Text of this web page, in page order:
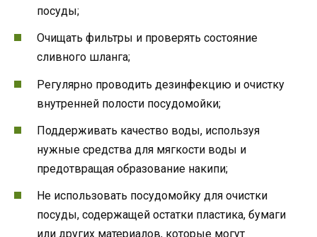
посуды;
Очищать фильтры и проверять состояние
сливного шланга;
Регулярно проводить дезинфекцию и очистку
внутренней полости посудомойки;
Поддерживать качество воды, используя
нужные средства для мягкости воды и
предотвращая образование накипи;
Не использовать посудомойку для очистки
посуды, содержащей остатки пластика, бумаги
или других материалов, которые могут